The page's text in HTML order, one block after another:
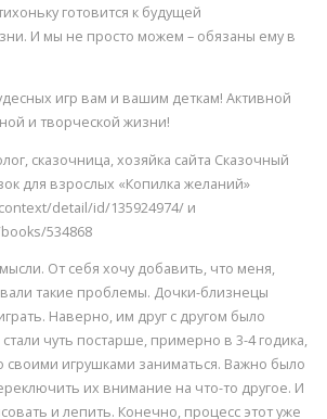
готовится к будущей
И мы не просто можем – обязаны ему в
игр вам и вашим деткам! Активной
и творческой жизни!
сказочница, хозяйка сайта Сказочный
для взрослых «Копилка желаний»
detail/id/135924974/ и
534868
От себя хочу добавить, что меня,
такие проблемы. Дочки-близнецы
Наверно, им друг с другом было
чуть постарше, примерно в 3-4 годика,
своими игрушками заниматься. Важно было
их внимание на что-то другое. И
и лепить. Конечно, процесс этот уже